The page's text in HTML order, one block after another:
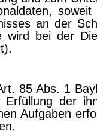
so­weit
an der
wird bei der
85 Abs. 1
der
Auf­ga­ben